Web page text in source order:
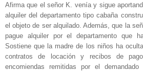
Afirma que el señor K. venía y sigue
alquiler del departamento tipo cabaña
el objeto de ser alquilado. Además, que la
pague alquiler por el departamento que
Sostiene que la madre de los niños ha
contratos de locación y recibos de
encomiendas remitidas por el